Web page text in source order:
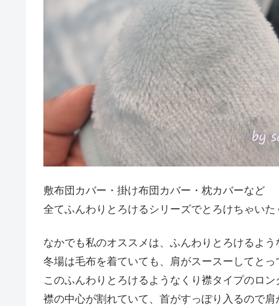
敷布団カバー・掛け布団カバー・枕カバーなど
全てふんわりとろけるシリーズでとろけちゃいた
なかでも私のオススメは、ふんわりとろけるよう
冬場は毛布を着ていても、肩がスースーしてとっ
このふんわりとろけるようなくり襟タイプのロン
襟の中心が割れていて、首がすっぽり入るので肩